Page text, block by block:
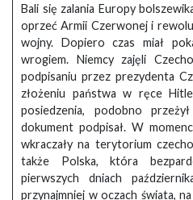
Bali się zalania Europy
oprzeć Armii Czerwonej i
wojny. Dopiero czas miał
wrogiem. Niemcy zajęli
podpisaniu przez prezydenta
złożeniu państwa w ręce
posiedzenia, podobno
dokument podpisał. W
wkraczały na terytorium
także Polska, która
pierwszych dniach
przynajmniej w oczach świata,